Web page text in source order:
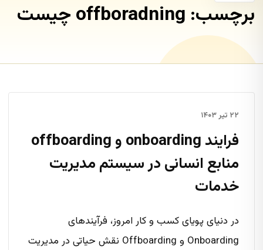
برچسب: offboradning چیست
۲۲ تیر ۱۴۰۳
فرایند onboarding و offboarding
منابع انسانی در سیستم مدیریت
خدمات
در دنیای پویای کسب و کار امروز، فرآیندهای
Onboarding و Offboarding نقش حیاتی در مدیریت